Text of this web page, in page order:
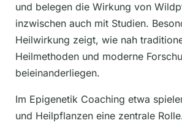
und belegen die Wirkung von
inzwischen auch mit Studien.
Heilwirkung zeigt, wie nah
Heilmethoden und moderne
beieinanderliegen.
Im Epigenetik Coaching etwa
und Heilpflanzen eine zentrale